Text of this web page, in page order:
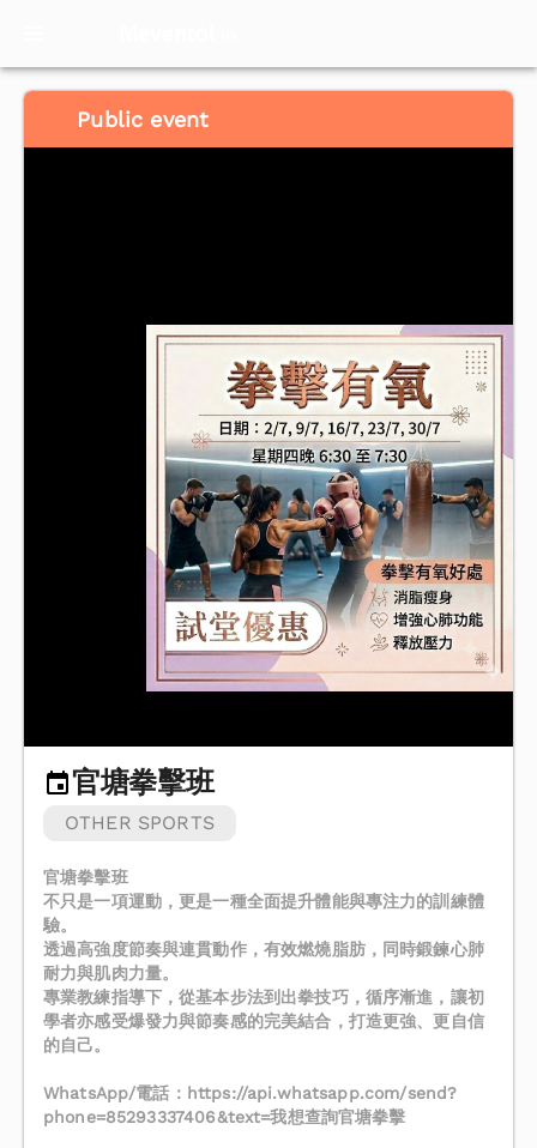
Public event
官塘拳擊班
OTHER SPORTS
官塘拳擊班
不只是一項運動，更是一種全面提升體能與專注力的訓練體
驗。
透過高強度節奏與連貫動作，有效燃燒脂肪，同時鍛鍊心肺
耐力與肌肉力量。
專業教練指導下，從基本步法到出拳技巧，循序漸進，讓初
學者亦感受爆發力與節奏感的完美結合，打造更強、更自信
的自己。
WhatsApp/電話：https://api.whatsapp.com/send?
phone=85293337406&text=我想查詢官塘拳擊